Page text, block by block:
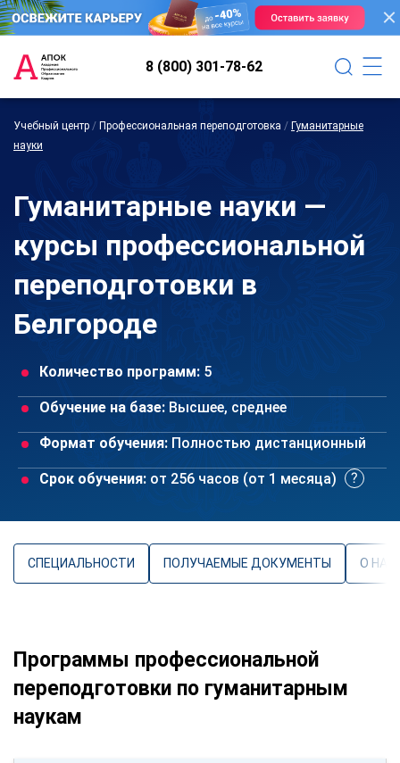
8 (800) 301-78-62
Учебный центр / Профессиональная переподготовка / Гуманитарные
науки
Гуманитарные науки —
курсы профессиональной
переподготовки в
Белгороде
Количество программ: 5
Обучение на базе: Высшее, среднее
Формат обучения: Полностью дистанционный
Срок обучения: от 256 часов (от 1 месяца)
СПЕЦИАЛЬНОСТИ ПОЛУЧАЕМЫЕ ДОКУМЕНТЫ О
Программы профессиональной
переподготовки по гуманитарным
наукам